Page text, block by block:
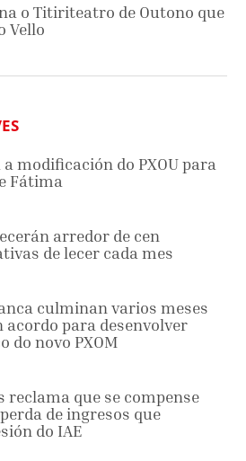
o Titiriteatro de Outono que
Vello
modificación do PXOU para
Fátima
arredor de cen
de lecer cada mes
culminan varios meses
acordo para desenvolver
do novo PXOM
reclama que se compense
de ingresos que
do IAE